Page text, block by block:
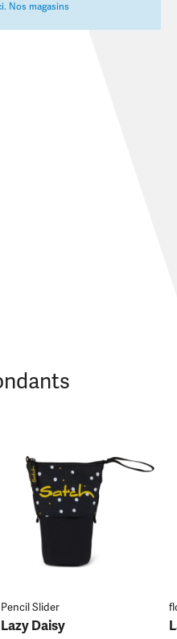
Nos magasins
Pencil Slider
Lazy Daisy